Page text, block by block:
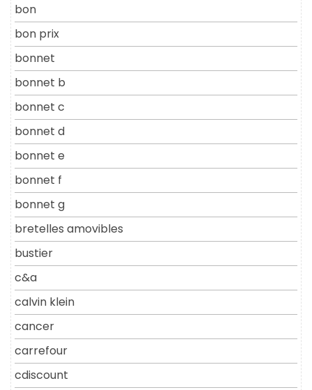
bon
bon prix
bonnet
bonnet b
bonnet c
bonnet d
bonnet e
bonnet f
bonnet g
bretelles amovibles
bustier
c&a
calvin klein
cancer
carrefour
cdiscount